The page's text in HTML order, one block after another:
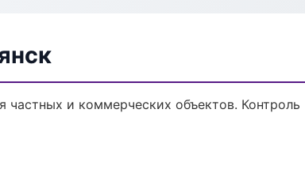
и коммерческих объектов.